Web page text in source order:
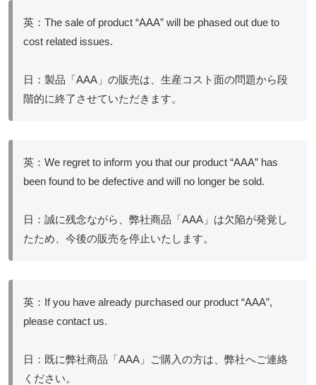
英：The sale of product “AAA” will be phased out due to
cost related issues.
日：製品「AAA」の販売は、生産コスト面の問題から段
階的に終了させていただきます。
英：We regret to inform you that our product “AAA” has
been found to be defective and will no longer be sold.
日：誠に残念ながら、弊社商品「AAA」は欠陥が発覚し
たため、今後の販売を停止いたします。
英：If you have already purchased our product “AAA”,
please contact us.
日：既に弊社商品「AAA」ご購入の方は、弊社へご連絡
ください。